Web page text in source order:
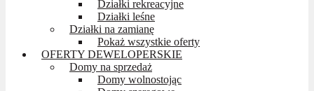
Działki rekreacyjne
Działki leśne
Działki na zamianę
Pokaż wszystkie oferty
OFERTY DEWELOPERSKIE
Domy na sprzedaż
Domy wolnostojąc